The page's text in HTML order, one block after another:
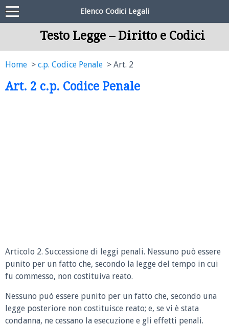
Elenco Codici Legali
Testo Legge – Diritto e Codici
Home c.p. Codice Penale Art. 2
Art. 2 c.p. Codice Penale
Articolo 2. Successione di leggi penali. Nessuno può essere
punito per un fatto che, secondo la legge del tempo in cui
fu commesso, non costituiva reato.
Nessuno può essere punito per un fatto che, secondo una
legge posteriore non costituisce reato; e, se vi è stata
condanna, ne cessano la esecuzione e gli effetti penali.